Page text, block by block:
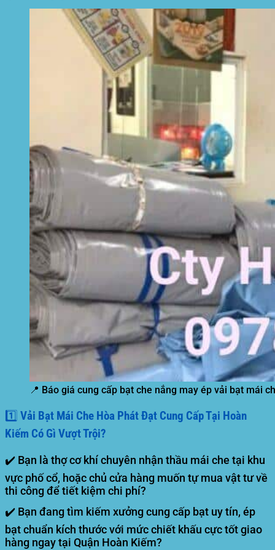
📍 Báo giá cung cấp bạt che nắng may ép vải bạt mái
1️⃣ Vải Bạt Mái Che Hòa Phát Đạt Cung Cấp Tại Hoàn
Kiếm Có Gì Vượt Trội?
✔️ Bạn là thợ cơ khí chuyên nhận thầu mái che tại khu
vực phố cổ, hoặc chủ cửa hàng muốn tự mua vật tư về
thi công để tiết kiệm chi phí?
✔️ Bạn đang tìm kiếm xưởng cung cấp bạt uy tín, ép
bạt chuẩn kích thước với mức chiết khấu cực tốt giao
hàng ngay tại Quận Hoàn Kiếm?